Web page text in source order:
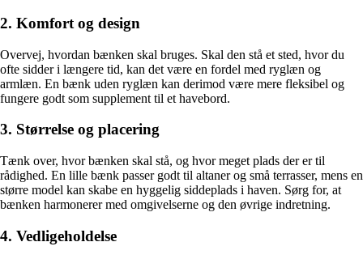
2. Komfort og design
Overvej, hvordan bænken skal bruges. Skal den stå et sted, hvor du
ofte sidder i længere tid, kan det være en fordel med ryglæn og
armlæn. En bænk uden ryglæn kan derimod være mere fleksibel og
fungere godt som supplement til et havebord.
3. Størrelse og placering
Tænk over, hvor bænken skal stå, og hvor meget plads der er til
rådighed. En lille bænk passer godt til altaner og små terrasser, mens en
større model kan skabe en hyggelig siddeplads i haven. Sørg for, at
bænken harmonerer med omgivelserne og den øvrige indretning.
4. Vedligeholdelse